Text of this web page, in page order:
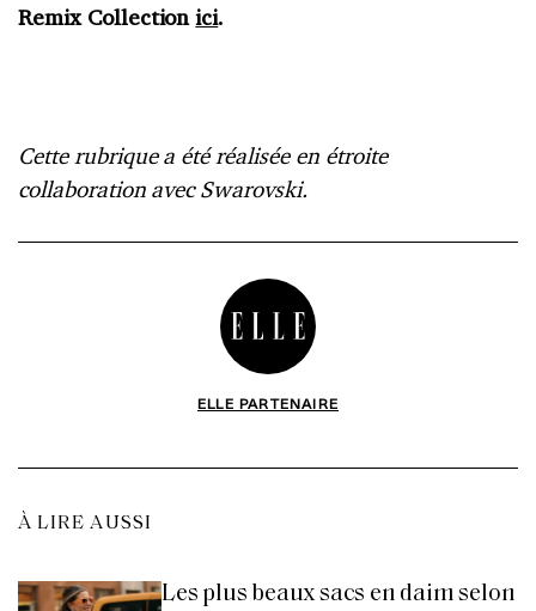
Remix Collectionici.
Cette rubrique a été réalisée en étroite
collaboration avec Swarovski.
ELLE PARTENAIRE
À LIRE AUSSI
Les plus beaux sacs en daim selon